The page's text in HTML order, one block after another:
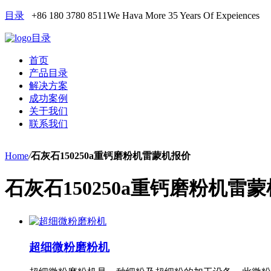
目录 +86 180 3780 8511We Hava More 35 Years Of Expeiences
目录
首页
产品目录
解决方案
成功案例
关于我们
联系我们
Home/石灰石150250a重钙磨粉机雷蒙机报价
石灰石150250a重钙磨粉机雷
超细微粉磨粉机